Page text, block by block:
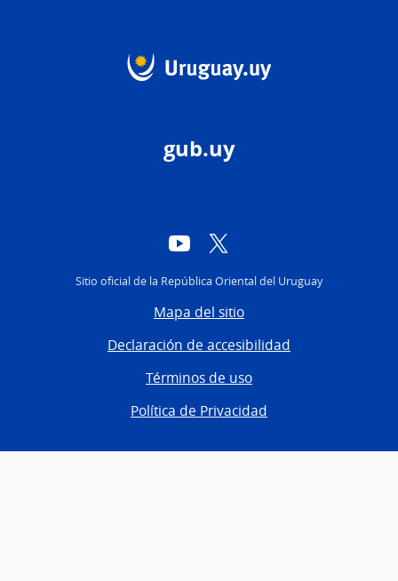
gub.uy
YouTube
Sitio oficial de la República Oriental del Uruguay
Mapa del sitio
Declaración de accesibilidad
Términos de uso
Política de Privacidad